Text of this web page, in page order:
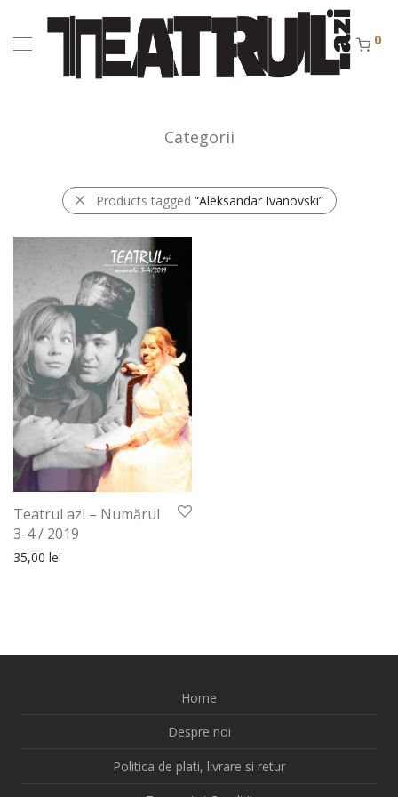
0
Categorii
Products tagged “Aleksandar Ivanovski”
Teatrul azi – Numărul
3-4 / 2019
35,00 lei
Home
Despre noi
Politica de plati, livrare si retur